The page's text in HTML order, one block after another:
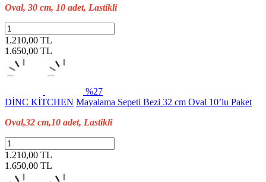
Oval, 30 cm, 10 adet, Lastikli
1.210,00 TL
1.650,00 TL
%27
DİNC KİTCHEN Mayalama Sepeti Bezi 32 cm Oval 10’lu Paket
Oval,32 cm,10 adet, Lastikli
1.210,00 TL
1.650,00 TL